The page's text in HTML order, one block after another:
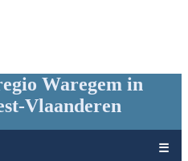
Waregem in
Vlaanderen
☰